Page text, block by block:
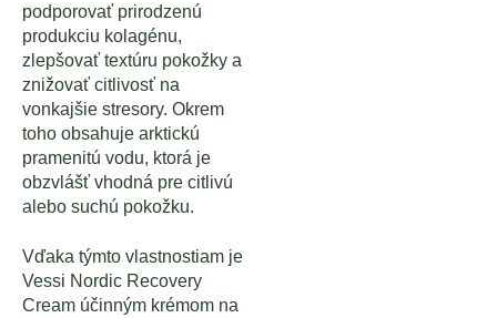
podporovať prirodzenú
produkciu kolagénu,
zlepšovať textúru pokožky a
znižovať citlivosť na
vonkajšie stresory. Okrem
toho obsahuje arktickú
pramenitú vodu, ktorá je
obzvlášť vhodná pre citlivú
alebo suchú pokožku.
Vďaka týmto vlastnostiam je
Vessi Nordic Recovery
Cream účinným krémom na